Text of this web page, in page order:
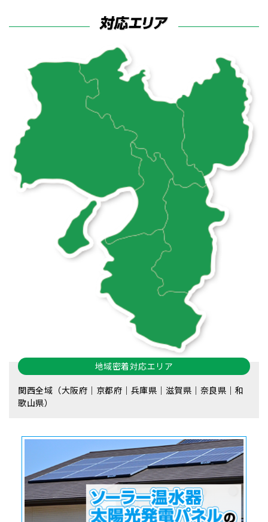
地域密着対応エリア
関西全域（大阪府｜京都府｜兵庫県｜滋賀県｜奈良県｜和
歌山県）